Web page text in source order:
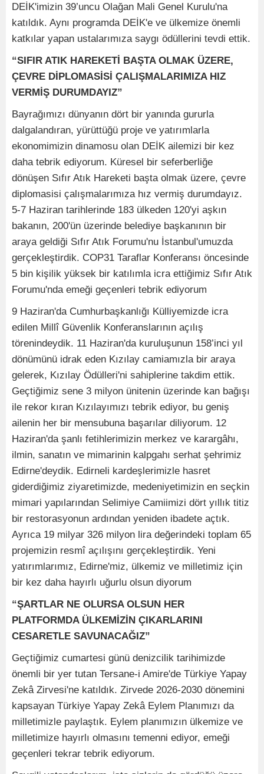
DEİK'imizin 39’uncu Olağan Mali Genel Kurulu'na
katıldık. Aynı programda DEİK'e ve ülkemize önemli
katkılar yapan ustalarımıza saygı ödüllerini tevdi ettik.
“SIFIR ATIK HAREKETİ BAŞTA OLMAK ÜZERE,
ÇEVRE DİPLOMASİSİ ÇALIŞMALARIMIZA HIZ
VERMİŞ DURUMDAYIZ”
Bayrağımızı dünyanın dört bir yanında gururla
dalgalandıran, yürüttüğü proje ve yatırımlarla
ekonomimizin dinamosu olan DEİK ailemizi bir kez
daha tebrik ediyorum. Küresel bir seferberliğe
dönüşen Sıfır Atık Hareketi başta olmak üzere, çevre
diplomasisi çalışmalarımıza hız vermiş durumdayız.
5-7 Haziran tarihlerinde 183 ülkeden 120'yi aşkın
bakanın, 200'ün üzerinde belediye başkanının bir
araya geldiği Sıfır Atık Forumu'nu İstanbul'umuzda
gerçekleştirdik. COP31 Taraflar Konferansı öncesinde
5 bin kişilik yüksek bir katılımla icra ettiğimiz Sıfır Atık
Forumu'nda emeği geçenleri tebrik ediyorum
9 Haziran'da Cumhurbaşkanlığı Külliyemizde icra
edilen Millî Güvenlik Konferanslarının açılış
törenindeydik. 11 Haziran'da kuruluşunun 158’inci yıl
dönümünü idrak eden Kızılay camiamızla bir araya
gelerek, Kızılay Ödülleri'ni sahiplerine takdim ettik.
Geçtiğimiz sene 3 milyon ünitenin üzerinde kan bağışı
ile rekor kıran Kızılayımızı tebrik ediyor, bu geniş
ailenin her bir mensubuna başarılar diliyorum. 12
Haziran'da şanlı fetihlerimizin merkez ve karargâhı,
ilmin, sanatın ve mimarinin kalpgahı serhat şehrimiz
Edirne'deydik. Edirneli kardeşlerimizle hasret
giderdiğimiz ziyaretimizde, medeniyetimizin en seçkin
mimari yapılarından Selimiye Camiimizi dört yıllık titiz
bir restorasyonun ardından yeniden ibadete açtık.
Ayrıca 19 milyar 326 milyon lira değerindeki toplam 65
projemizin resmî açılışını gerçekleştirdik. Yeni
yatırımlarımız, Edirne'miz, ülkemiz ve milletimiz için
bir kez daha hayırlı uğurlu olsun diyorum
“ŞARTLAR NE OLURSA OLSUN HER
PLATFORMDA ÜLKEMİZİN ÇIKARLARINI
CESARETLE SAVUNACAĞIZ”
Geçtiğimiz cumartesi günü denizcilik tarihimizde
önemli bir yer tutan Tersane-i Amire'de Türkiye Yapay
Zekâ Zirvesi'ne katıldık. Zirvede 2026-2030 dönemini
kapsayan Türkiye Yapay Zekâ Eylem Planımızı da
milletimizle paylaştık. Eylem planımızın ülkemize ve
milletimize hayırlı olmasını temenni ediyor, emeği
geçenleri tekrar tebrik ediyorum.